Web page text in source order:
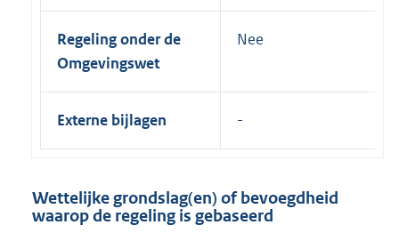
Regeling onder de
Omgevingswet
Nee
Externe bijlagen
Wettelijke grondslag(en) of bevoegdheid
waarop de regeling is gebaseerd